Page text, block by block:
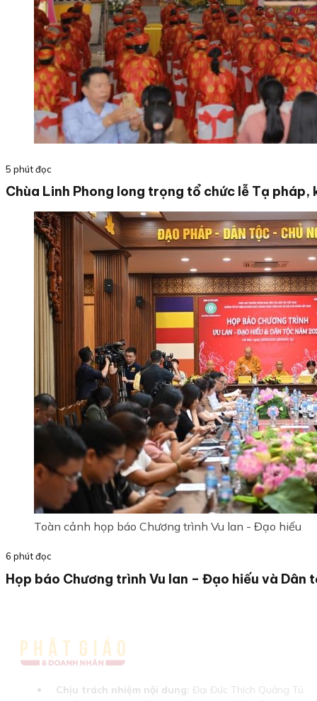
5 phút đọc
Chùa Linh Phong long trọng tổ chức lễ Tạ
Toàn cảnh họp báo Chương trình Vu lan - Đạo hiếu
6 phút đọc
Họp báo Chương trình Vu lan – Đạo hiếu và Dân
Chịu trách nhiệm nội dung: Đại Đức Thích Quảng Tú